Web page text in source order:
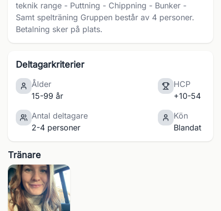
teknik range - Puttning - Chippning - Bunker -
Samt spelträning Gruppen består av 4 personer.
Betalning sker på plats.
Deltagarkriterier
Ålder
15-99 år
HCP
+10-54
Antal deltagare
2-4 personer
Kön
Blandat
Tränare